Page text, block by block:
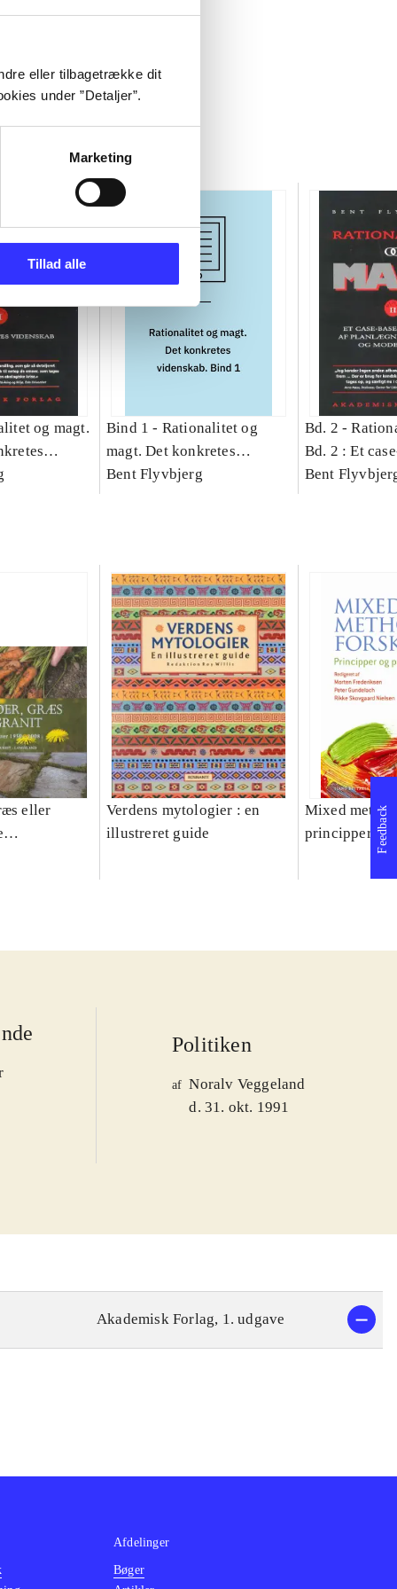
eller tilbagetrække dit
under ”Detaljer”.
Marketing
Tillad alle
og magt.
Bind 1 - Rationalitet og
magt. Det konkretes
videnskab. Bind 1
Bent Flyvbjerg
Bd. 2 -
Bd. 2 : Et
studie af
Bent
eller
Verdens mytologier : en
illustreret guide
Mixed
principper og
Politiken
af Noralv Veggeland
d. 31. okt. 1991
Akademisk Forlag, 1. udgave
Feedback
Afdelinger
Bøger